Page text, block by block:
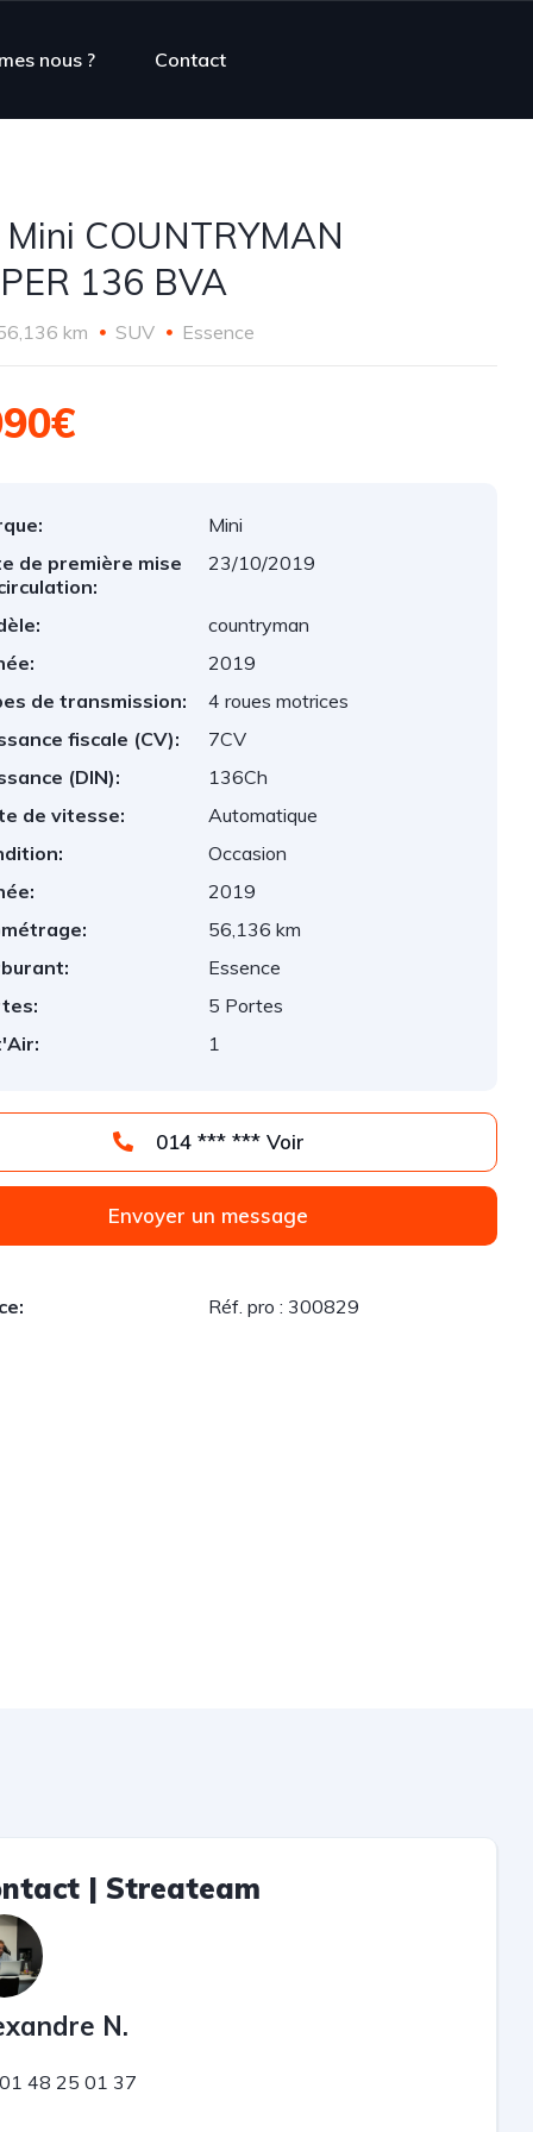
nous ? Contact
COUNTRYMAN
136 BVA
km SUV Essence
Mini
de première mise
23/10/2019
countryman
2019
de transmission:
4 roues motrices
fiscale (CV):
7CV
(DIN):
136Ch
de vitesse:
Automatique
Occasion
2019
56,136 km
Essence
5 Portes
1
014 *** *** Voir
Envoyer un message
Réf. pro : 300829
| Streateam
N.
01 48 25 01 37